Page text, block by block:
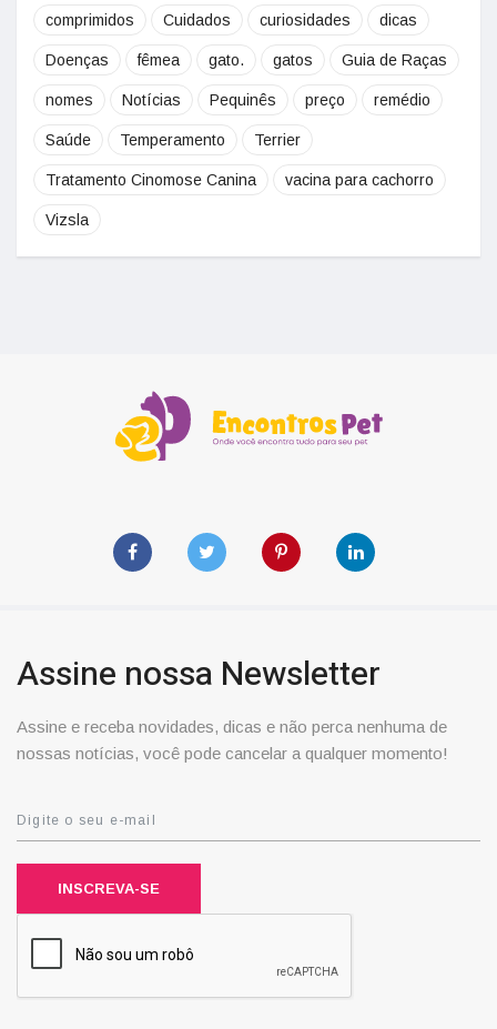
comprimidos Cuidados curiosidades dicas
Doenças fêmea gato. gatos Guia de Raças
nomes Notícias Pequinês preço remédio
Saúde Temperamento Terrier
Tratamento Cinomose Canina vacina para cachorro
Vizsla
Assine nossa Newsletter
Assine e receba novidades, dicas e não perca nenhuma de
nossas notícias, você pode cancelar a qualquer momento!
INSCREVA-SE